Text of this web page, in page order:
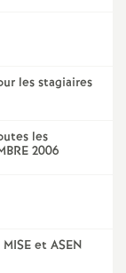
les stagiaires
les
2006
et ASEN